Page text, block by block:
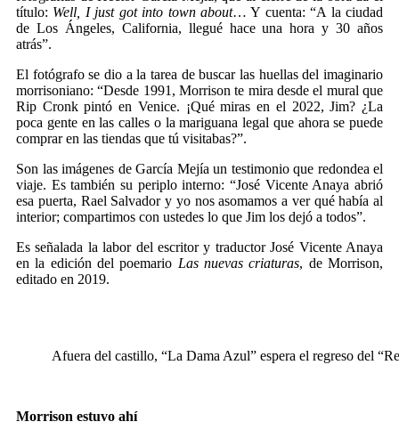
título: Well, I just got into town about… Y cuenta: “A la ciudad
de Los Ángeles, California, llegué hace una hora y 30 años
atrás”.
El fotógrafo se dio a la tarea de buscar las huellas del imaginario
morrisoniano: “Desde 1991, Morrison te mira desde el mural que
Rip Cronk pintó en Venice. ¡Qué miras en el 2022, Jim? ¿La
poca gente en las calles o la mariguana legal que ahora se puede
comprar en las tiendas que tú visitabas?”.
Son las imágenes de García Mejía un testimonio que redondea el
viaje. Es también su periplo interno: “José Vicente Anaya abrió
esa puerta, Rael Salvador y yo nos asomamos a ver qué había al
interior; compartimos con ustedes lo que Jim los dejó a todos”.
Es señalada la labor del escritor y traductor José Vicente Anaya
en la edición del poemario Las nuevas criaturas, de Morrison,
editado en 2019.
Afuera del castillo, “La Dama Azul” espera el regreso del
Morrison estuvo ahí